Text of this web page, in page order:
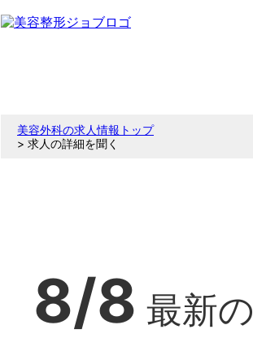
美容外科の求人情報トップ
> 求人の詳細を聞く
8/8 最新の